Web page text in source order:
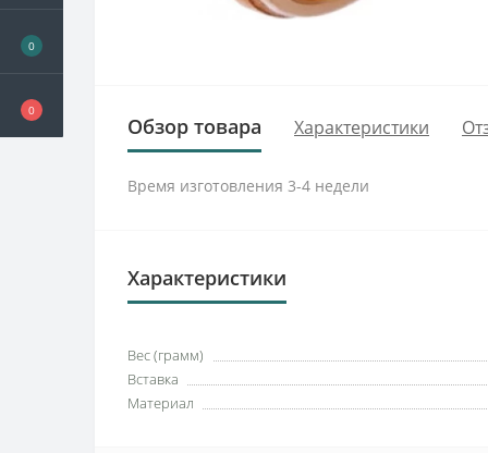
0
0
Обзор товара Характеристики
Время изготовления 3-4 недели
Характеристики
Вес (грамм)
Вставка
Материал